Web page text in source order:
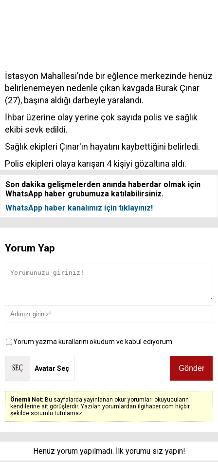
İstasyon Mahallesi'nde bir eğlence merkezinde henüz
belirlenemeyen nedenle çıkan kavgada Burak Çınar
(27), başına aldığı darbeyle yaralandı.
İhbar üzerine olay yerine çok sayıda polis ve sağlık
ekibi sevk edildi.
Sağlık ekipleri Çınar'ın hayatını kaybettiğini belirledi.
Polis ekipleri olaya karışan 4 kişiyi gözaltına aldı.
Son dakika gelişmelerden anında haberdar olmak için
WhatsApp haber grubumuza katılabilirsiniz.
WhatsApp haber kanalımız için tıklayınız!
Yorum Yap
Yorum yazma kurallarını okudum ve kabul ediyorum.
Avatar Seç
Önemli Not: Bu sayfalarda yayınlanan okur yorumları okuyucuların
kendilerine ait görüşlerdir. Yazılan yorumlardan ilgihaber.com hiçbir
şekilde sorumlu tutulamaz.
Henüz yorum yapılmadı. İlk yorumu siz yapın!